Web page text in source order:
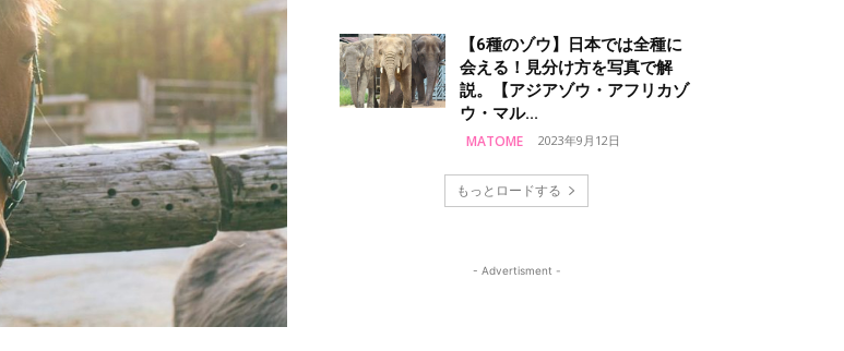
【6種のゾウ】日本では全種に
会える！見分け方を写真で解
説。【アジアゾウ・アフリカゾ
ウ・マル...
MATOME 2023年9月12日
もっとロードする
- Advertisment -